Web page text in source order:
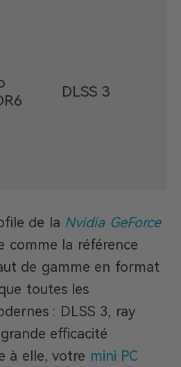
DLSS 3
de la Nvidia GeForce
comme la référence
de gamme en format
toutes les
: DLSS 3, ray
efficacité
à elle, votre mini PC